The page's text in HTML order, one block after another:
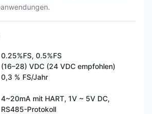
0.25%FS, 0.5%FS
(16–28) VDC (24 VDC empfohlen)
0,3 % FS/Jahr
4~20mA mit HART, 1V ~ 5V DC,
RS485-Protokoll